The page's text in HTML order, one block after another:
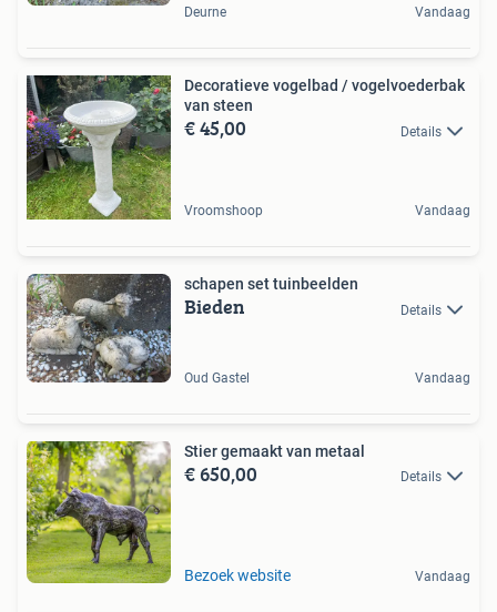
Deurne Vandaag
Decoratieve vogelbad / vogelvoederbak
van steen
€ 45,00 Details
Vroomshoop Vandaag
schapen set tuinbeelden
Bieden Details
Oud Gastel Vandaag
Stier gemaakt van metaal
€ 650,00 Details
Bezoek website Vandaag